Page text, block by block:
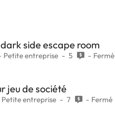
side escape room
Petite entreprise 5 Fermé
jeu de société
Petite entreprise 7 Fermé